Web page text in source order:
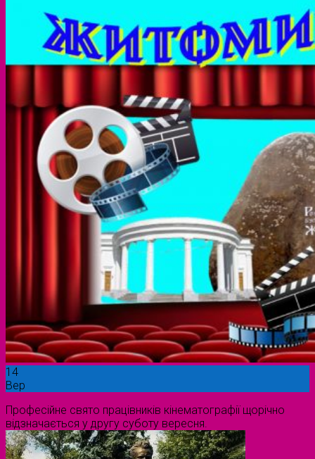
14
Вер
Професійне свято працівників кінематографії щорічно
відзначається у другу суботу вересня.